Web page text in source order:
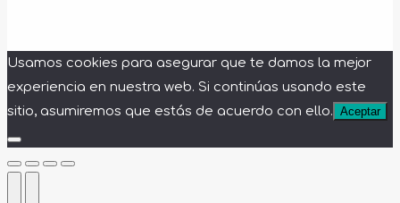
Usamos cookies para asegurar que te damos la mejor
experiencia en nuestra web. Si continúas usando este
sitio, asumiremos que estás de acuerdo con ello. Aceptar